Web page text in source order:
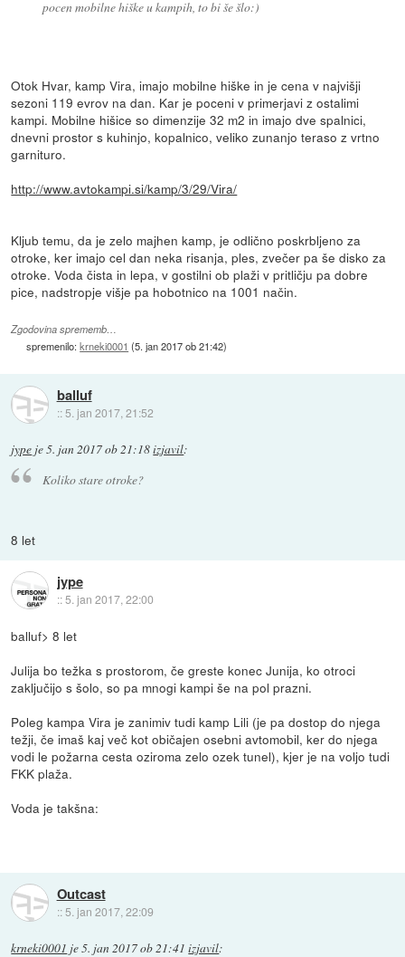
pocen mobilne hiške u kampih, to bi še šlo:)
Otok Hvar, kamp Vira, imajo mobilne hiške in je cena v najvišji
sezoni 119 evrov na dan. Kar je poceni v primerjavi z ostalimi
kampi. Mobilne hišice so dimenzije 32 m2 in imajo dve spalnici,
dnevni prostor s kuhinjo, kopalnico, veliko zunanjo teraso z vrtno
garnituro.
http://www.avtokampi.si/kamp/3/29/Vira/
Kljub temu, da je zelo majhen kamp, je odlično poskrbljeno za
otroke, ker imajo cel dan neka risanja, ples, zvečer pa še disko za
otroke. Voda čista in lepa, v gostilni ob plaži v pritličju pa dobre
pice, nadstropje višje pa hobotnico na 1001 način.
Zgodovina sprememb…
spremenilo:krneki0001 (5. jan 2017 ob 21:42)
balluf
:: 5. jan 2017, 21:52
jype je5. jan 2017 ob 21:18izjavil:
Koliko stare otroke?
8 let
jype
::5. jan 2017, 22:00
balluf> 8 let
Julija bo težka s prostorom, če greste konec Junija, ko otroci
zaključijo s šolo, so pa mnogi kampi še na pol prazni.
Poleg kampa Vira je zanimiv tudi kamp Lili (je pa dostop do njega
težji, če imaš kaj več kot običajen osebni avtomobil, ker do njega
vodi le požarna cesta oziroma zelo ozek tunel), kjer je na voljo tudi
FKK plaža.
Voda je takšna:
Outcast
:: 5. jan 2017, 22:09
krneki0001 je5. jan 2017 ob 21:41 izjavil: